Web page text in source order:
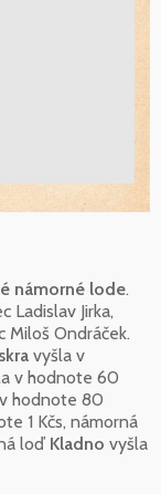
námorné lode.
Ladislav Jirka,
Miloš Ondráček.
vyšla v
v hodnote 60
hodnote 80
1 Kčs, námorná
loď Kladno vyšla